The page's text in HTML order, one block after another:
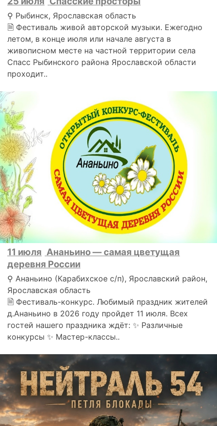
⚲ Рыбинск, Ярославская область
🗎 Фестиваль живой авторской музыки. Ежегодно
летом, в конце июля или начале августа в
живописном месте на частной территории села
Спасс Рыбинского района Ярославской области
проходит..
11 июля Ананьино — самая цветущая
деревня России
⚲ Ананьино (Карабихское с/п), Ярославский район,
Ярославская область
🗎 Фестиваль-конкурс. Любимый праздник жителей
д.Ананьино в 2026 году пройдет 11 июля. Всех
гостей нашего праздника ждёт: ✨ Различные
конкурсы ✨ Мастер-классы..